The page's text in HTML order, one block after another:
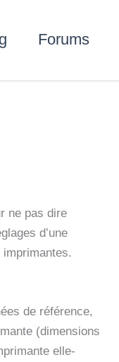
Forums
ne pas dire
d’une
de référence,
(dimensions
elle-